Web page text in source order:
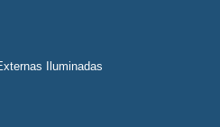
Iluminadas